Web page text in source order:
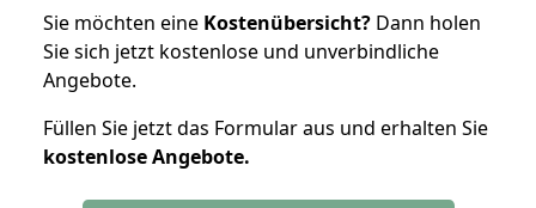
Sie möchten eine Kostenübersicht? Dann holen
Sie sich jetzt kostenlose und unverbindliche
Angebote.
Füllen Sie jetzt das Formular aus und erhalten Sie
kostenloseAngebote.